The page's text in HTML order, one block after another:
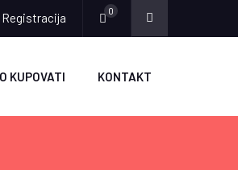
Registracija 0
KUPOVATI KONTAKT